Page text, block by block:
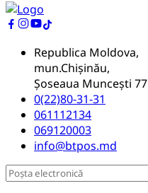
Republica Moldova,
mun.Chișinău,
Șoseaua Muncești 77
0(22)80-31-31
061112134
069120003
info@btpos.md